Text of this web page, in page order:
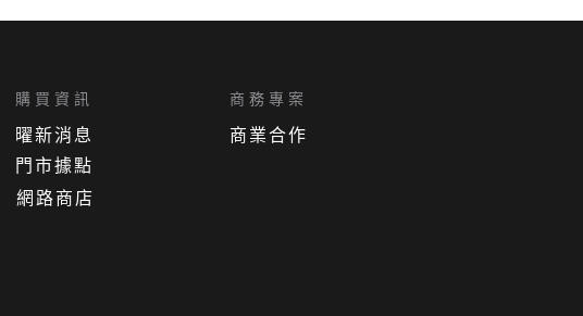
網路商店
門市據點
曜新消息
購買資訊 商務專案
商業合作